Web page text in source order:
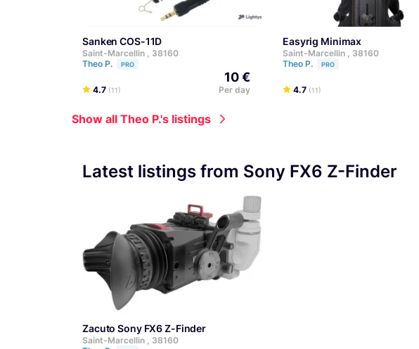
Sanken COS-11D
Saint-Marcellin , 38160
Theo P.
PRO
4.7 (11)
10 €
Per day
Easyrig Minimax
Saint-Marcellin , 38160
Theo P.
PRO
4.7 (11)
Show all Theo P.'s listings
Latest listings from Sony FX6 Z-Finder
Zacuto Sony FX6 Z-Finder
Saint-Marcellin , 38160